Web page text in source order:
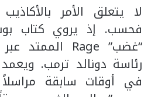
فحسب. إذ يروي كتاب
رئاسة دونالد ترمب.
في أوقات سابقة